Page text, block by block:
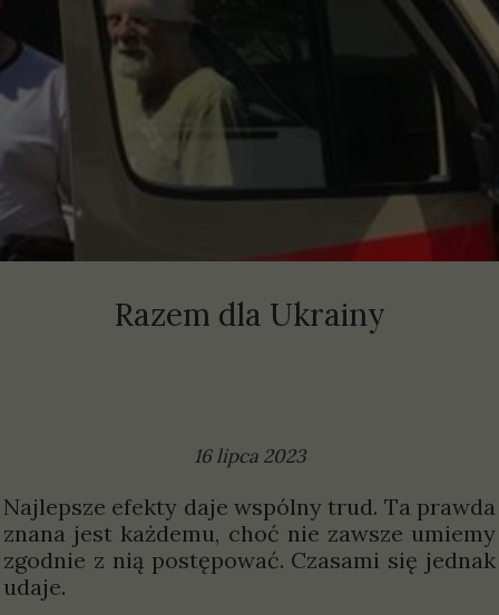
Razem dla Ukrainy
16 lipca 2023
Najlepsze efekty daje wspólny trud. Ta prawda
znana jest każdemu, choć nie zawsze umiemy
zgodnie z nią postępować. Czasami się jednak
udaje.